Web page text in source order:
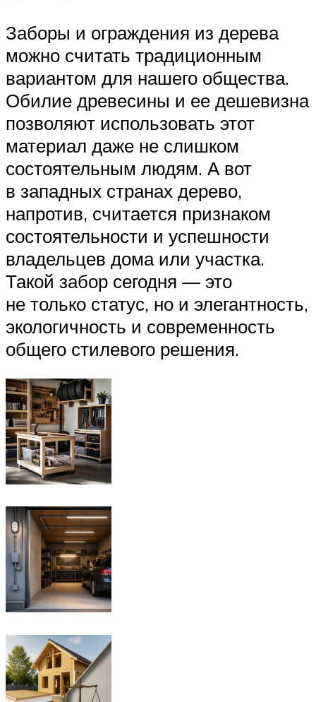
Заборы и ограждения из дерева
можно считать традиционным
вариантом для нашего общества.
Обилие древесины и ее дешевизна
позволяют использовать этот
материал даже не слишком
состоятельным людям. А вот
в западных странах дерево,
напротив, считается признаком
состоятельности и успешности
владельцев дома или участка.
Такой забор сегодня — это
не только статус, но и элегантность,
экологичность и современность
общего стилевого решения.